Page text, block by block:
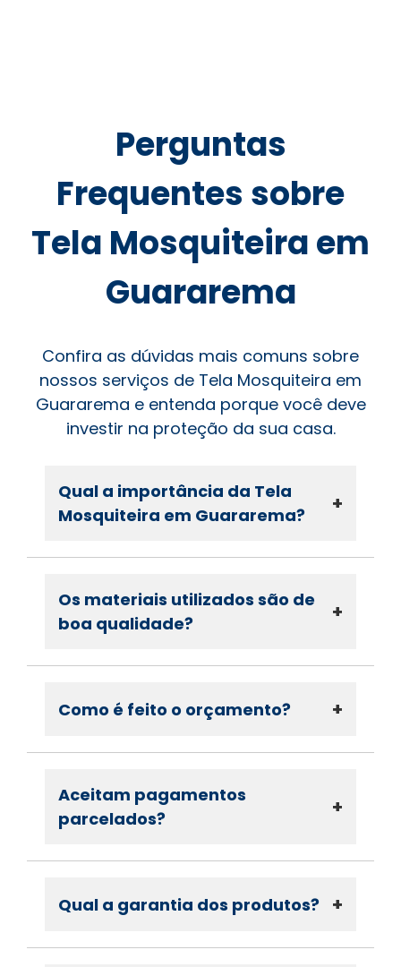
Perguntas
Frequentes sobre
Tela Mosquiteira em
Guararema
Confira as dúvidas mais comuns sobre
nossos serviços de Tela Mosquiteira em
Guararema e entenda porque você deve
investir na proteção da sua casa.
Qual a importância da Tela
Mosquiteira em Guararema?
+
Os materiais utilizados são de
boa qualidade?
+
Como é feito o orçamento? +
Aceitam pagamentos
parcelados?
+
Qual a garantia dos produtos? +